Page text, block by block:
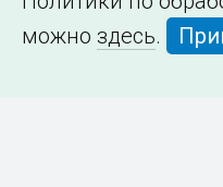
можно здесь.